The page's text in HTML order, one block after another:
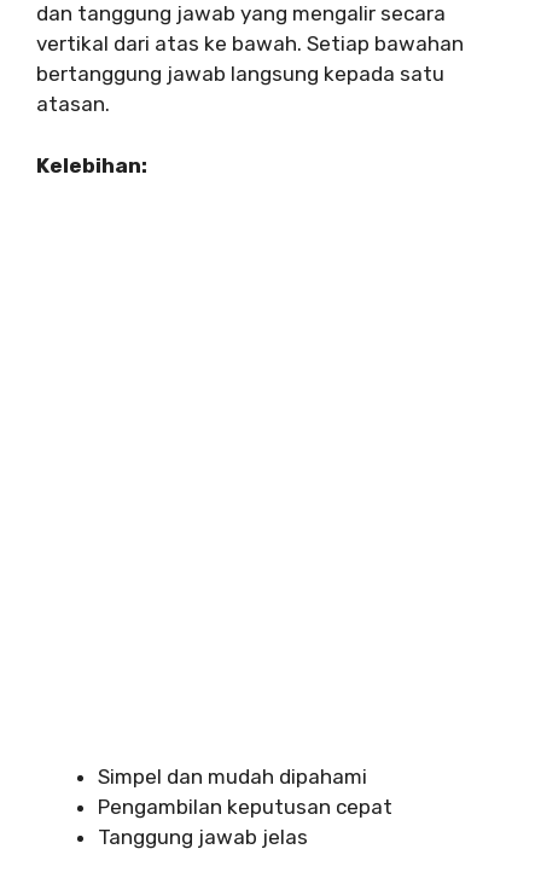
dan tanggung jawab yang mengalir secara
vertikal dari atas ke bawah. Setiap bawahan
bertanggung jawab langsung kepada satu
atasan.
Kelebihan:
Simpel dan mudah dipahami
Pengambilan keputusan cepat
Tanggung jawab jelas